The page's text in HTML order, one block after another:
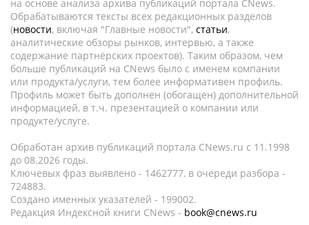
на основе анализа архива публикаций портала CNews.
Обрабатываются тексты всех редакционных разделов
(новости, включая "Главные новости", статьи,
аналитические обзоры рынков, интервью, а также
содержание партнёрских проектов). Таким образом, чем
больше публикаций на CNews было с именем компании
или продукта/услуги, тем более информативен профиль.
Профиль может быть дополнен (обогащен) дополнительной
информацией, в т.ч. презентацией о компании или
продукте/услуге.
Обработан архив публикаций портала CNews.ru c 11.1998
до 08.2026 годы.
Ключевых фраз выявлено - 1462777, в очереди разбора -
724883.
Создано именных указателей - 199002.
Редакция Индексной книги CNews - book@cnews.ru